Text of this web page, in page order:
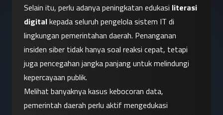
Selain itu, perlu adanya peningkatan edukasi literasi
digital kepada seluruh pengelola sistem IT di
lingkungan pemerintahan daerah. Penanganan
insiden siber tidak hanya soal reaksi cepat, tetapi
juga pencegahan jangka panjang untuk melindungi
kepercayaan publik.
Melihat banyaknya kasus kebocoran data,
pemerintah daerah perlu aktif mengedukasi